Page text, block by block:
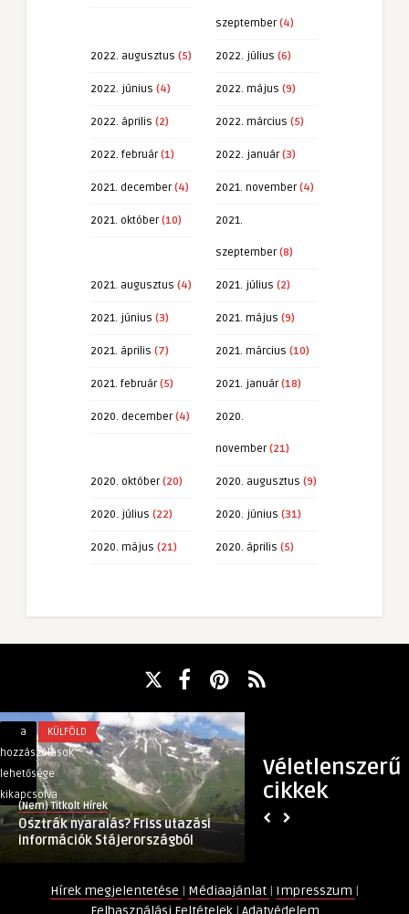
szeptember(4)
2022. augusztus (5) 2022. július (6)
2022. június (4) 2022. május (9)
2022. április (2) 2022. március (5)
2022. február(1) 2022. január(3)
2021. december(4) 2021. november(4)
2021. október(10) 2021.
szeptember(8)
2021. augusztus (4) 2021. július (2)
2021. június (3) 2021. május (9)
2021. április (7) 2021. március (10)
2021. február(5) 2021. január(18)
2020. december(4) 2020.
november(21)
2020. október(20) 2020. augusztus (9)
2020. július (22) 2020. június (31)
2020. május (21) 2020. április (5)
Véletlenszerű
cikkek
Osztrák
nyaralás?
Friss
utazási
információk
Stájerországból
a
hozzászólások
lehetősége
kikapcsolva
KÜLFÖLD
(Nem) Titkolt Hírek
Osztrák nyaralás? Friss utazási
információk Stájerországból
az
online
lehetősége
kikapcsolva
Hírek megjelentetése | Médiaajánlat | Impresszum |